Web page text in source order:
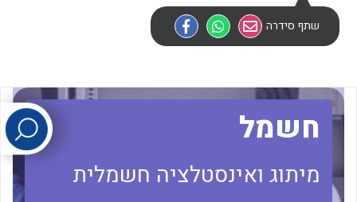
לכל מוצרי היצרן
שתף סידרה
חשמל
מיתוג ואינסטלציה חשמלית